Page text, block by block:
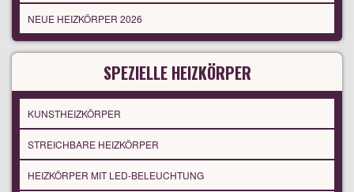
NEUE HEIZKÖRPER 2026
SPEZIELLE HEIZKÖRPER
KUNSTHEIZKÖRPER
STREICHBARE HEIZKÖRPER
HEIZKÖRPER MIT LED-BELEUCHTUNG